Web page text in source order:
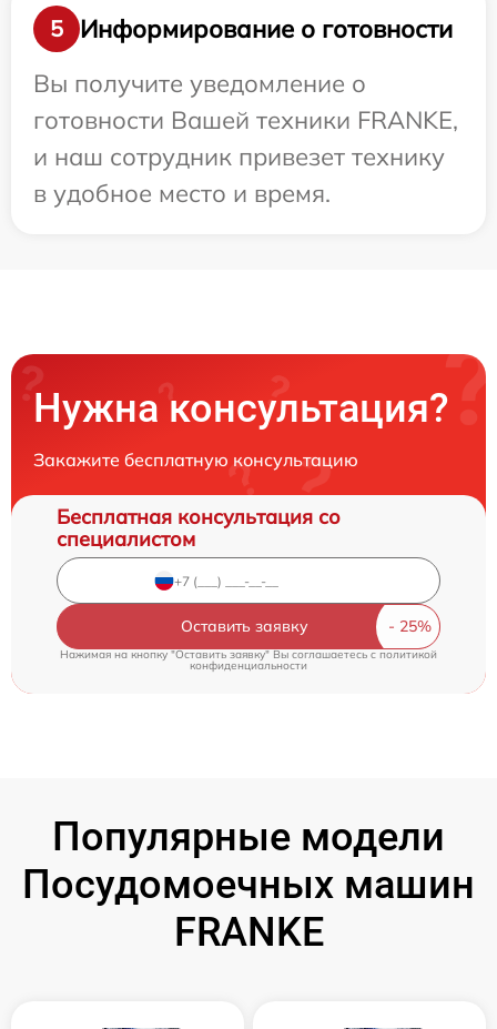
5
Информирование о готовности
Вы получите уведомление о
готовности Вашей техники FRANKE,
и наш сотрудник привезет технику
в удобное место и время.
Нужна консультация?
Закажите бесплатную консультацию
Бесплатная консультация со
специалистом
Оставить заявку
Нажимая на кнопку "Оставить заявку" Вы соглашаетесь c политикой
конфиденциальности
Популярные модели
Посудомоечных машин
FRANKE